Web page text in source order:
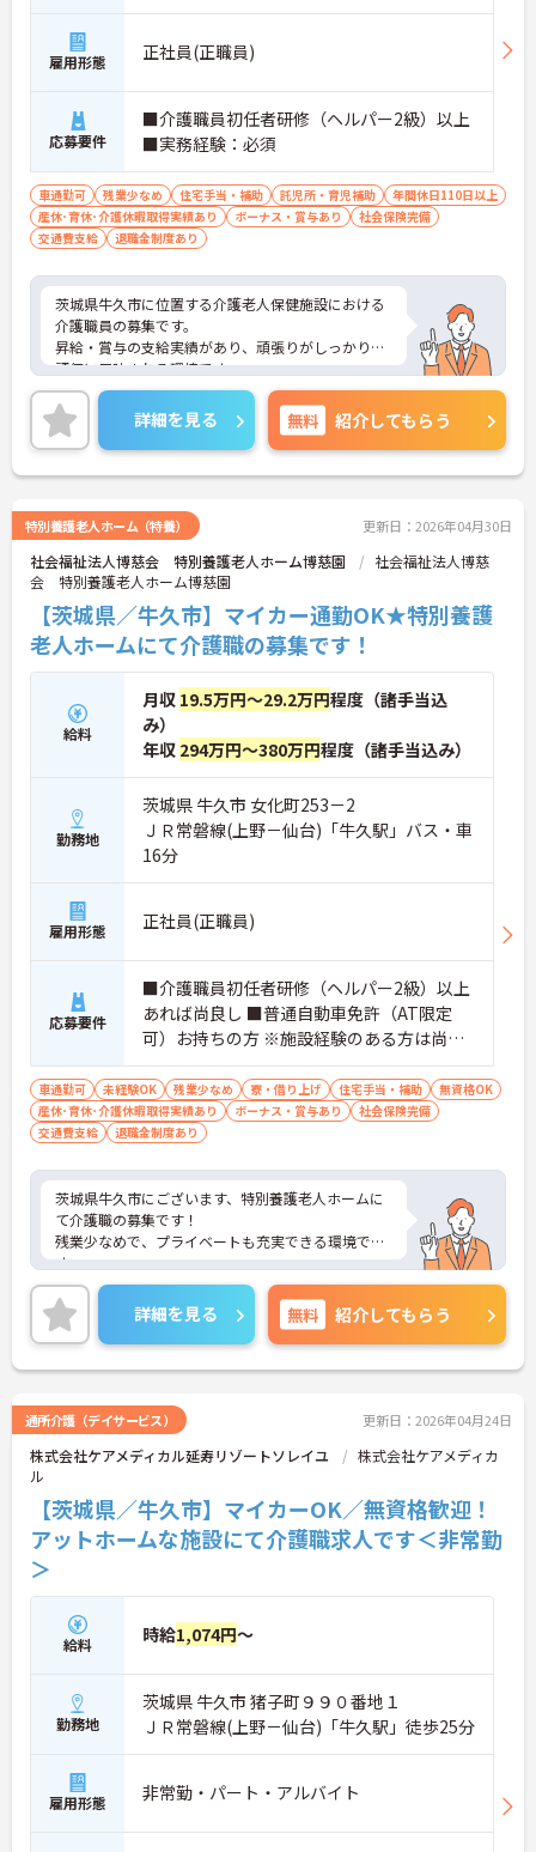
雇用形態 正社員(正職員)
応募要件
■介護職員初任者研修（ヘルパー2級）以上
■実務経験：必須
車通勤可 残業少なめ 住宅手当・補助 託児所・育児補助
年間休日110日以上
産休･育休･介護休暇取得実績あり
ボーナス・賞与あり
社会保険完備
交通費支給
退職金制度あり
茨城県牛久市に位置する介護老人保健施設における
介護職員の募集です。
昇給・賞与の支給実績があり、頑張りがしっかりと
評価に反映される環境です。
年間休日118日もあり、プライベートを大切にしな
がらご勤務いただけます。
ご興味のある方には、面接対策ポイントなど、さら
に詳細をご案内しますのでお気軽にご相談くださ
い！
詳細を見る 無料 紹介してもらう
特別養護老人ホーム（特養） 更新日：2026年04月30日
社会福祉法人博慈会 特別養護老人ホーム博慈園
社会福祉法人博慈
会 特別養護老人ホーム博慈園
【茨城県／牛久市】マイカー通勤OK★特別養護
老人ホームにて介護職の募集です！
給料
月収 19.5万円～29.2万円程度（諸手当込
み）
年収 294万円～380万円程度（諸手当込み）
勤務地
茨城県 牛久市 女化町253－2
ＪＲ常磐線(上野－仙台)「牛久駅」バス・車
16分
雇用形態 正社員(正職員)
応募要件
■介護職員初任者研修（ヘルパー2級）以上
あれば尚良し ■普通自動車免許（AT限定
可）お持ちの方 ※施設経験のある方は尚良
し ※未経験者応相談
車通勤可 未経験OK 残業少なめ 寮・借り上げ 住宅手当・補助
無資格OK
産休･育休･介護休暇取得実績あり
ボーナス・賞与あり
社会保険完備
交通費支給
退職金制度あり
茨城県牛久市にございます、特別養護老人ホームに
て介護職の募集です！
残業少なめで、プライベートも充実できる環境で
す。
マイカー通勤OKなので、通勤も楽々です♪
ご興味ある方には、面接のポイントなど、さらに詳
細をお話致しますのでお気軽にご相談ください。
詳細を見る 無料 紹介してもらう
通所介護（デイサービス） 更新日：2026年04月24日
株式会社ケアメディカル延寿リゾートソレイユ
株式会社ケアメディカ
ル
【茨城県／牛久市】マイカーOK／無資格歓迎！
アットホームな施設にて介護職求人です＜非常勤
＞
給料 時給1,074円～
勤務地
茨城県 牛久市 猪子町９９０番地１
ＪＲ常磐線(上野－仙台)「牛久駅」徒歩25分
雇用形態 非常勤・パート・アルバイト